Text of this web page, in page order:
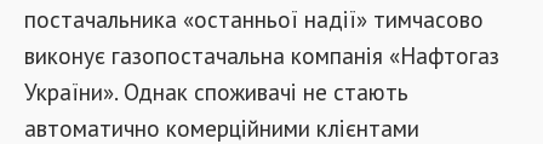
постачальника «останньої надії» тимчасово
виконує газопостачальна компанія «Нафтогаз
України». Однак споживачі не стають
автоматично комерційними клієнтами